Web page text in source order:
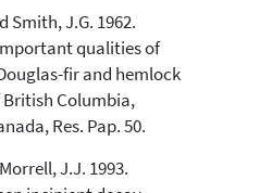
Smith, J.G. 1962.
qualities of
fir and hemlock
Columbia,
Res. Pap. 50.
J.J. 1993.